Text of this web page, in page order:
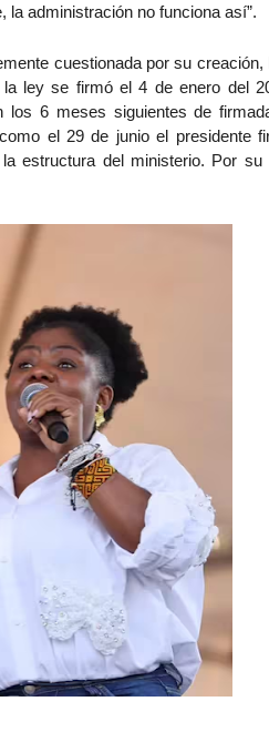
la administración no funciona así”.
cuestionada por su creación,
ley se firmó el 4 de enero del
los 6 meses siguientes de
el 29 de junio el presidente
estructura del ministerio. Por su